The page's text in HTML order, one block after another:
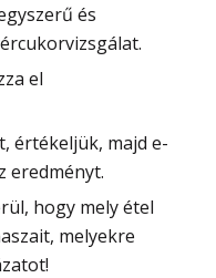
és
el
értékeljük, majd e-
eredményt.
hogy mely étel
melyekre